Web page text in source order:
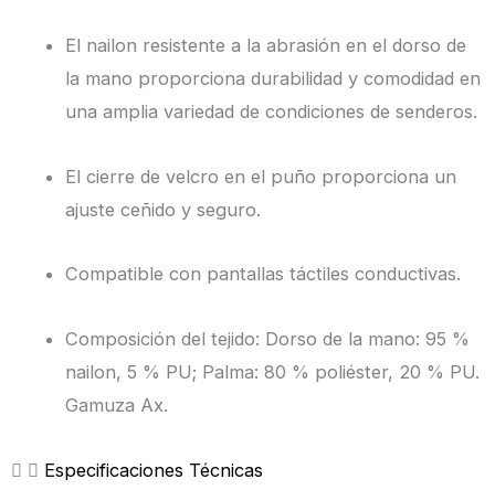
El nailon resistente a la abrasión en el dorso de
la mano proporciona durabilidad y comodidad en
una amplia variedad de condiciones de senderos.
El cierre de velcro en el puño proporciona un
ajuste ceñido y seguro.
Compatible con pantallas táctiles conductivas.
Composición del tejido: Dorso de la mano: 95 %
nailon, 5 % PU; Palma: 80 % poliéster, 20 % PU.
Gamuza Ax.
Especificaciones Técnicas